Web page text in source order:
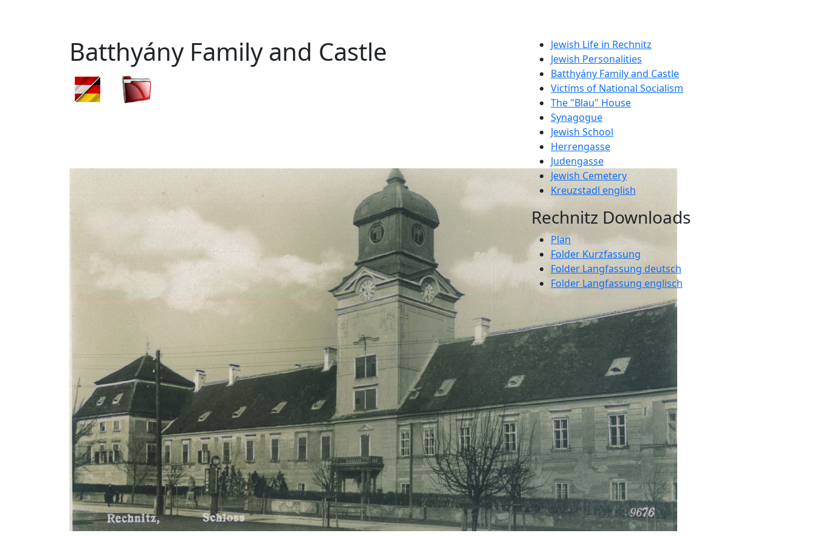
Batthyány Family and Castle
Jewish Life in Rechnitz
Jewish Personalities
Batthyány Family and Castle
Victims of National Socialism
The "Blau" House
Synagogue
Jewish School
Herrengasse
Judengasse
Jewish Cemetery
Kreuzstadl english
Rechnitz Downloads
Plan
Folder Kurzfassung
Folder Langfassung deutsch
Folder Langfassung englisch